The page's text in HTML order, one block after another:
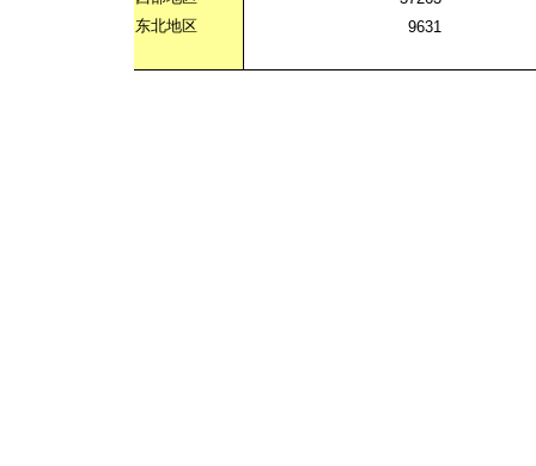
东北地区
9631